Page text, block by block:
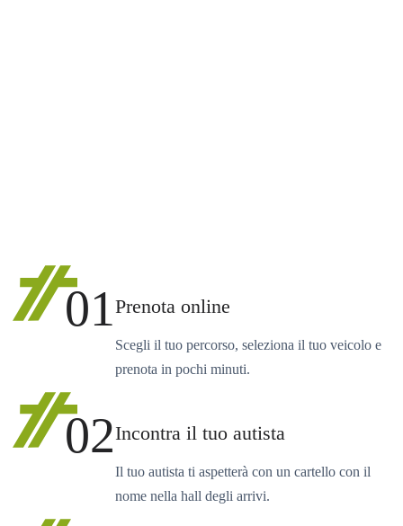
01Prenota online
Scegli il tuo percorso, seleziona il tuo veicolo e
prenota in pochi minuti.
02Incontra il tuo autista
Il tuo autista ti aspetterà con un cartello con il
nome nella hall degli arrivi.